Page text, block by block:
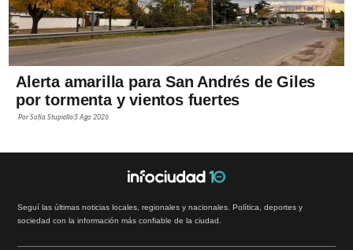
Alerta amarilla para San Andrés de Giles
por tormenta y vientos fuertes
PorSofía Stupiello5 Ago 2026
Seguí las últimas noticias locales, regionales y nacionales. Política, deportes y
sociedad con la información más confiable de la ciudad.